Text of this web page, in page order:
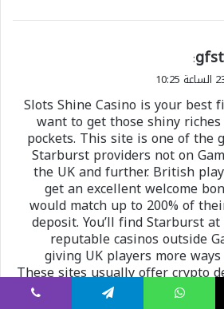
:
Slots Shine Casino is your best
want to get those shiny
pockets. This site is one of the
Starburst providers not on
the UK and further. British
get an excellent welcome
would match up to 200% of
deposit. You’ll find Starburst
reputable casinos outside
giving UK players more
These sites usually offer crypto
lots of payment choices, and